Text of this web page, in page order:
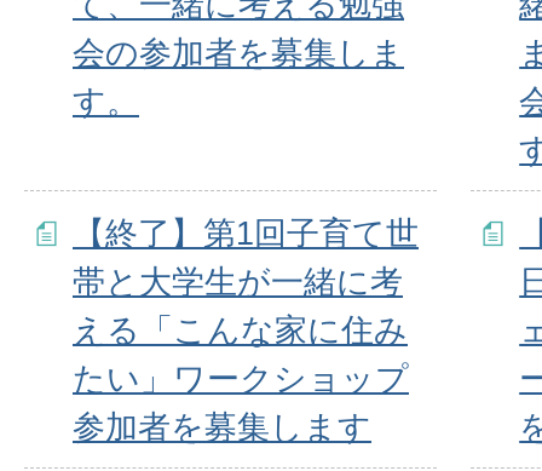
会の参加者を募集しま
す。
【終了】第1回子育て世
帯と大学生が一緒に考
える「こんな家に住み
たい」ワークショップ
参加者を募集します